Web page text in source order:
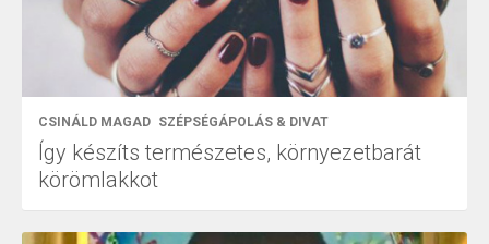
CSINÁLD MAGAD SZÉPSÉGÁPOLÁS & DIVAT
Így készíts természetes, környezetbarát
körömlakkot